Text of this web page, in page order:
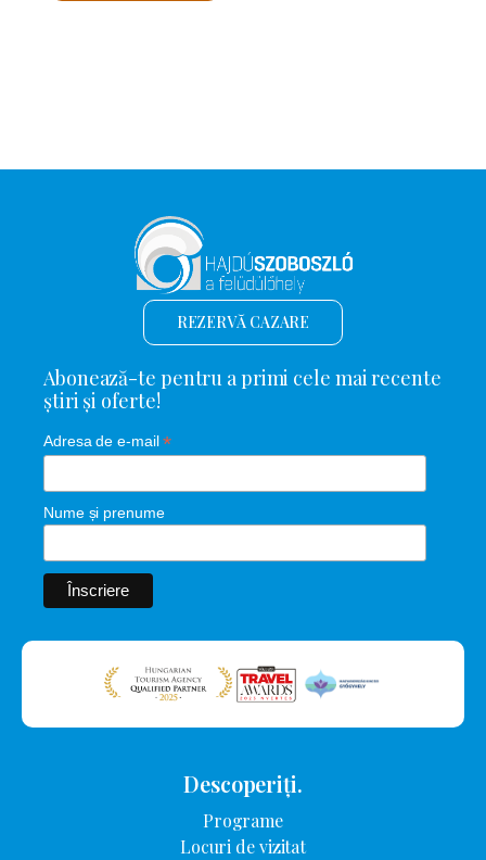
REZERVĂ CAZARE
Abonează-te pentru a primi cele mai recente
știri și oferte!
Adresa de e-mail*
Nume și prenume
Descoperiți.
Programe
Locuri de vizitat